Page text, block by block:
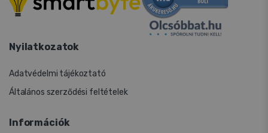
Nyilatkozatok
Adatvédelmi tájékoztató
Általános szerződési feltételek
Információk